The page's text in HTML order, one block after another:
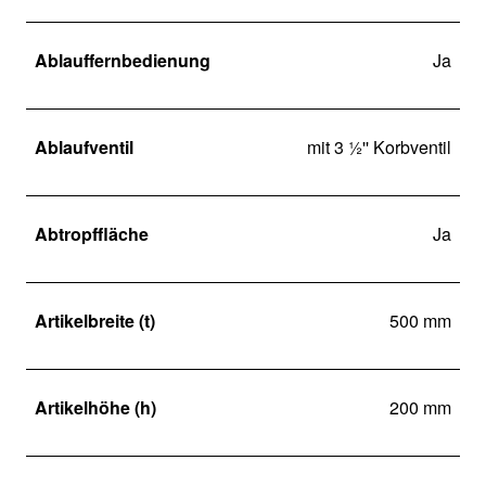
Ablauffernbedienung Ja
Ablaufventil mit 3 ½'' Korbventil
Abtropffläche Ja
Artikelbreite (t) 500 mm
Artikelhöhe (h) 200 mm